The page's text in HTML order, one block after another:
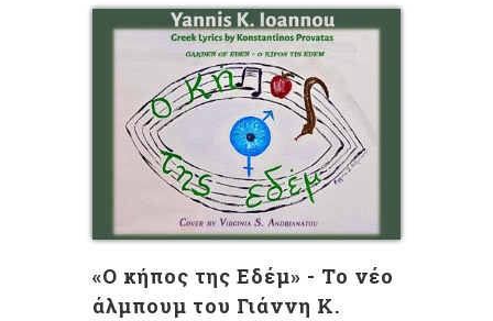
«Ο κήπος της Εδέμ» - Το νέο
άλμπουμ του Γιάννη Κ.